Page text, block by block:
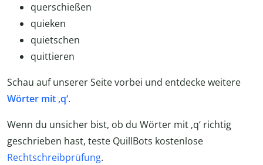
querschießen
quieken
quietschen
quittieren
Schau auf unserer Seite vorbei und entdecke weitere
Wörter mit ‚q‘.
Wenn du unsicher bist, ob du Wörter mit ‚q‘ richtig
geschrieben hast, teste QuillBots kostenlose
Rechtschreibprüfung.